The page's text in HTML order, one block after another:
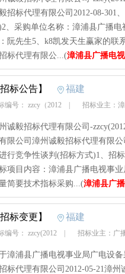
招标代理有限公司2012-08-301
、采购单位名称：漳浦县广播
阮先生5、k8凯发天生赢家的联
标代理有限公...(漳浦县广播电
招标公告】 福建
编号： zzcy（2012 招标业主：
诚毅招标代理有限公司-
限公司漳州诚毅招标代理有限
行竞争性谈判(招标方式)1、招
项目内容：漳浦县广播电视事
简要技术指标采购...(漳浦县广
招标变更】 福建
编号： zzcy(2012 招标业主：广
漳浦县广播电视事业局广电设
标代理有限公司2012-05-21漳